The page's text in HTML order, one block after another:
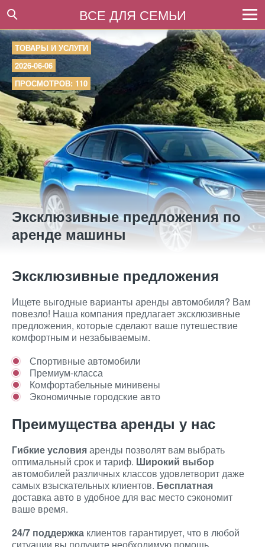
ВСЕ ДЛЯ СЕМЬИ
ТОВАРЫ И УСЛУГИ
2026-06-06
ПРОСМОТРОВ: 110
Эксклюзивные предложения по
аренде машины
Эксклюзивные предложения
Ищете выгодные варианты аренды автомобиля? Вам
повезло! Наша компания предлагает эксклюзивные
предложения, которые сделают ваше путешествие
комфортным и незабываемым.
Спортивные автомобили
Премиум-класса
Комфортабельные минивены
Экономичные городские авто
Преимущества аренды у нас
Гибкие условияаренды позволят вам выбрать
оптимальный срок и тариф. Широкий выбор
автомобилей различных классов удовлетворит даже
самых взыскательных клиентов. Бесплатная
доставка авто в удобное для вас место сэкономит
ваше время.
24/7 поддержка клиентов гарантирует, что в любой